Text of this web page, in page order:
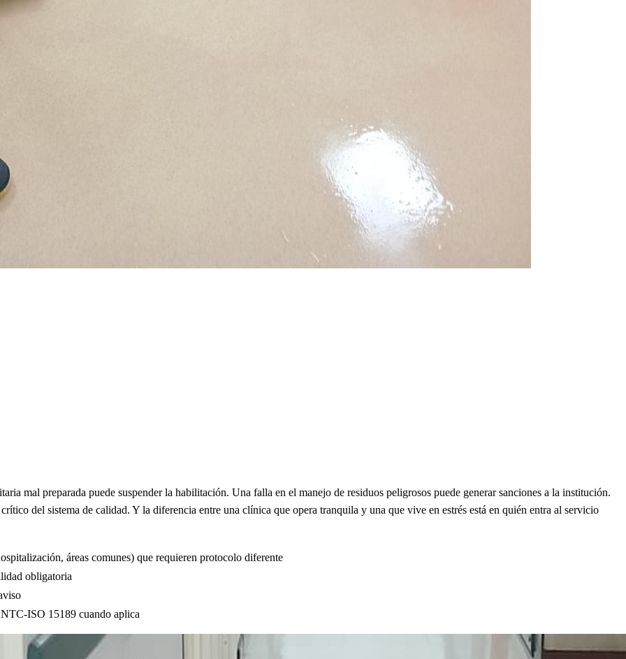
mal preparada puede suspender la habilitación. Una falla en el manejo de residuos peligrosos puede generar sanciones a la institución.
del sistema de calidad. Y la diferencia entre una clínica que opera tranquila y una que vive en estrés está en quién entra al servicio
áreas comunes) que requieren protocolo diferente
obligatoria
ISO 15189 cuando aplica